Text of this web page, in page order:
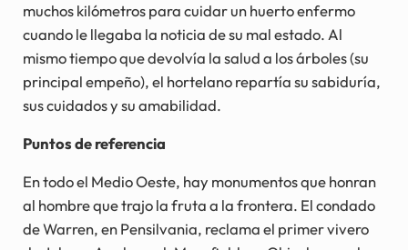
muchos kilómetros para cuidar un huerto enfermo
cuando le llegaba la noticia de su mal estado. Al
mismo tiempo que devolvía la salud a los árboles (su
principal empeño), el hortelano repartía su sabiduría,
sus cuidados y su amabilidad.
Puntos de referencia
En todo el Medio Oeste, hay monumentos que honran
al hombre que trajo la fruta a la frontera. El condado
de Warren, en Pensilvania, reclama el primer vivero